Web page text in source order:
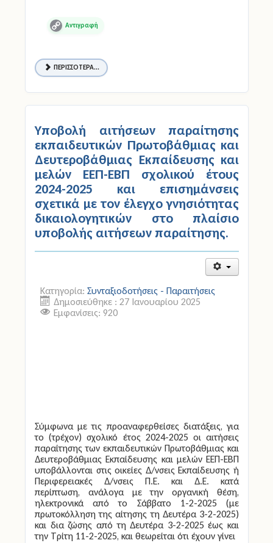
Copy
ΠΕΡΙΣΣΌΤΕΡΑ...
Υποβολή αιτήσεων παραίτησης
εκπαιδευτικών Πρωτοβάθμιας και
Δευτεροβάθμιας Εκπαίδευσης και
μελών ΕΕΠ-ΕΒΠ σχολικού έτους
2024-2025 και επισημάνσεις
σχετικά με τον έλεγχο γνησιότητας
δικαιολογητικών στο πλαίσιο
υποβολής αιτήσεων παραίτησης.
Κατηγορία: Συνταξιοδοτήσεις - Παραιτήσεις
Δημοσιεύθηκε : 27 Ιανουαρίου 2025
Εμφανίσεις: 920
Σύμφωνα με τις προαναφερθείσες διατάξεις, για
το (τρέχον) σχολικό έτος 2024-2025 οι αιτήσεις
παραίτησης των εκπαιδευτικών Πρωτοβάθμιας και
Δευτεροβάθμιας Εκπαίδευσης και μελών ΕΕΠ-ΕΒΠ
υποβάλλονται στις οικείες Δ/νσεις Εκπαίδευσης ή
Περιφερειακές Δ/νσεις Π.Ε. και Δ.Ε. κατά
περίπτωση, ανάλογα με την οργανική θέση,
ηλεκτρονικά από το Σάββατο 1-2-2025 (με
πρωτοκόλληση της αίτησης τη Δευτέρα 3-2-2025)
και δια ζώσης από τη Δευτέρα 3-2-2025 έως και
την Τρίτη 11-2-2025, και θεωρείται ότι έχουν γίνει